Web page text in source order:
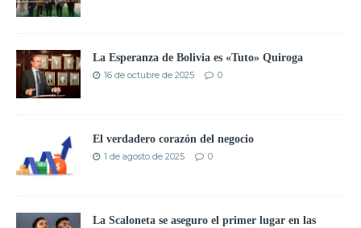
La Esperanza de Bolivia es «Tuto» Quiroga
16 de octubre de 2025 0
El verdadero corazón del negocio
1 de agosto de 2025 0
La Scaloneta se aseguro el primer lugar en las